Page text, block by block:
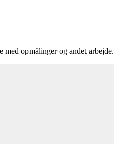
opmålinger og andet arbejde.